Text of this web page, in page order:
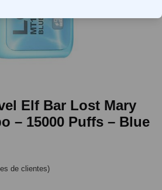
Elf Bar Lost Mary
– 15000 Puffs – Blue
de clientes)